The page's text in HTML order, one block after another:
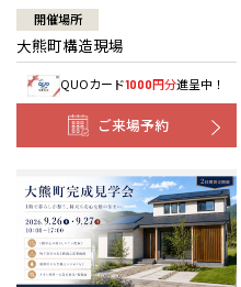
開催場所
大熊町構造現場
QUOカード1000円分進呈中！
ご来場予約